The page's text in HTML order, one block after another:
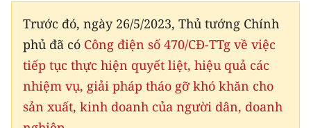
Trước đó, ngày 26/5/2023, Thủ tướng Chính
phủ đã có Công điện số 470/CĐ-TTg về việc
tiếp tục thực hiện quyết liệt, hiệu quả các
nhiệm vụ, giải pháp tháo gỡ khó khăn cho
sản xuất, kinh doanh của người dân, doanh